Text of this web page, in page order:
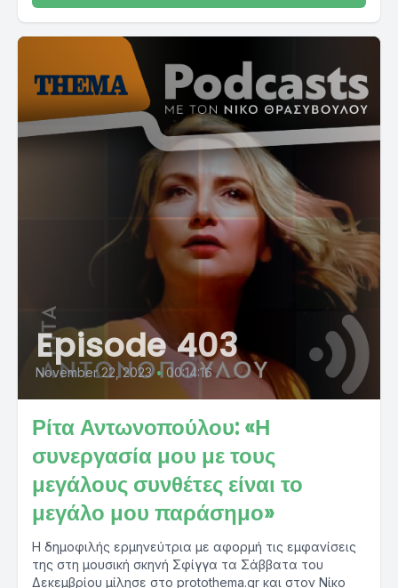
Episode 403
November 22, 2023 • 00:14:16
Ρίτα Αντωνοπούλου: «Η
συνεργασία μου με τους
μεγάλους συνθέτες είναι το
μεγάλο μου παράσημο»
Η δημοφιλής ερμηνεύτρια με αφορμή τις εμφανίσεις
της στη μουσική σκηνή Σφίγγα τα Σάββατα του
Δεκεμβρίου μίλησε στο protothema.gr και στον Νίκο